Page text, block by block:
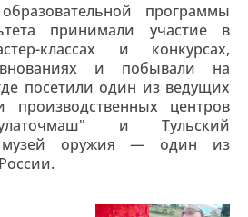
программы
принимали участие в
классах и конкурсах,
и побывали на
посетили один из ведущих
производственных центров
и Тульский
музей оружия — один из